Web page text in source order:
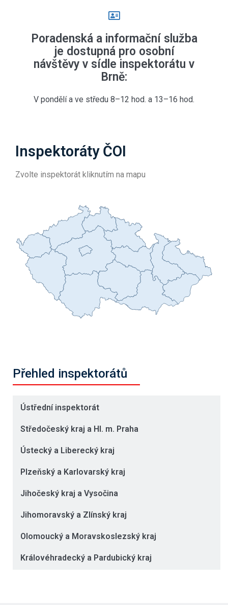
Poradenská a informační služba
je dostupná pro osobní
návštěvy v sídle inspektorátu v
Brně:
V pondělí a ve středu 8–12 hod. a 13–16 hod.
Inspektoráty ČOI
Zvolte inspektorát kliknutím na mapu
Přehled inspektorátů
Ústřední inspektorát
Středočeský kraj a Hl. m. Praha
Ústecký a Liberecký kraj
Plzeňský a Karlovarský kraj
Jihočeský kraj a Vysočina
Jihomoravský a Zlínský kraj
Olomoucký a Moravskoslezský kraj
Královéhradecký a Pardubický kraj